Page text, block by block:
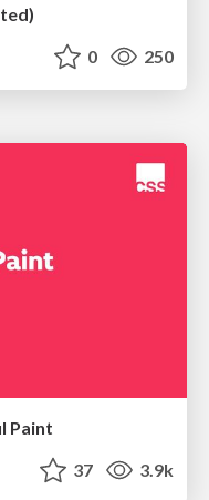
0 250
Paint
37 3.9k